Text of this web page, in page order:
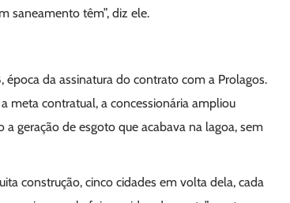
saneamento têm”, diz ele.
da assinatura do contrato com a Prolagos.
meta contratual, a concessionária ampliou
geração de esgoto que acabava na lagoa, sem
construção, cinco cidades em volta dela, cada